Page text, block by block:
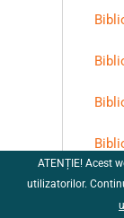
ATENȚIE! Acest
utilizatorilor.